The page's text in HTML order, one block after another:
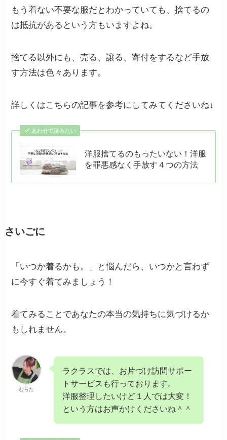
もう着ない不要な服だとわかっていても、捨てるの
は抵抗があるという方もいますよね。
捨てる以外にも、売る、譲る、寄付をするなど手放
す方法は色々あります。
詳しくはこちらの記事を参考にしてみてくださいね↓
あわせて読みたい
洋服捨てるのもったいない！洋服
を罪悪感なく手放す４つの方法
さいごに
「いつか着るかも。」と悩んだら、いつかと言わず
に今すぐ着てみましょう！
着てみることであなたの本当の気持ちに気づけるか
もしれません。
むらた
ラクラスでは、お片づけ訪問サポー
トサービスも行っております。
洋服整理したいけど１人では大変！
という方はお声かけくださいね＾＾